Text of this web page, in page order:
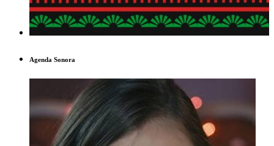
Agenda Sonora